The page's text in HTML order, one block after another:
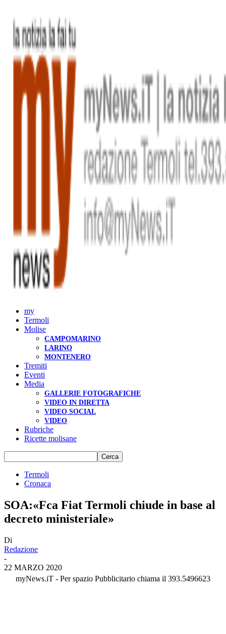
my
Termoli
Molise
CAMPOMARINO
LARINO
MONTENERO
Tremiti
Eventi
Media
GALLERIE FOTOGRAFICHE
VIDEO IN DIRETTA
VIDEO SOCIAL
VIDEO
Rubriche
Ricette molisane
Termoli
Cronaca
SOA:«Fca Fiat Termoli chiude in base al
decreto ministeriale»
Di
Redazione
-
22 MARZO 2020
myNews.iT - Per spazio Pubblicitario chiama il 393.5496623